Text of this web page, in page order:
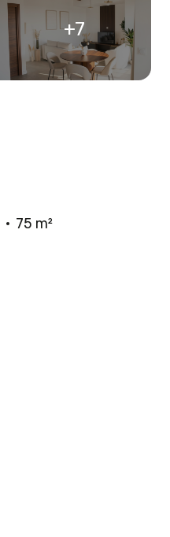
+7
75 m²